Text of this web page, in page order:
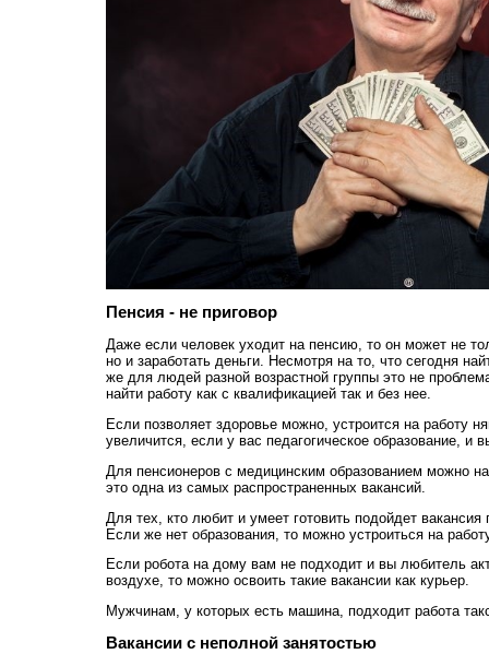
Пенсия - не приговор
Даже если человек уходит на пенсию, то он может не
но и заработать деньги. Несмотря на то, что сегодня
же для людей разной возрастной группы это не
найти работу как с квалификацией так и без нее.
Если позволяет здоровье можно, устроится на работу
увеличится, если у вас педагогическое образование, и
Для пенсионеров с медицинским образованием можно
это одна из самых распространенных вакансий.
Для тех, кто любит и умеет готовить подойдет
Если же нет образования, то можно устроиться на
Если робота на дому вам не подходит и вы любитель
воздухе, то можно освоить такие вакансии как курьер.
Мужчинам, у которых есть машина, подходит работа
Вакансии с неполной занятостью